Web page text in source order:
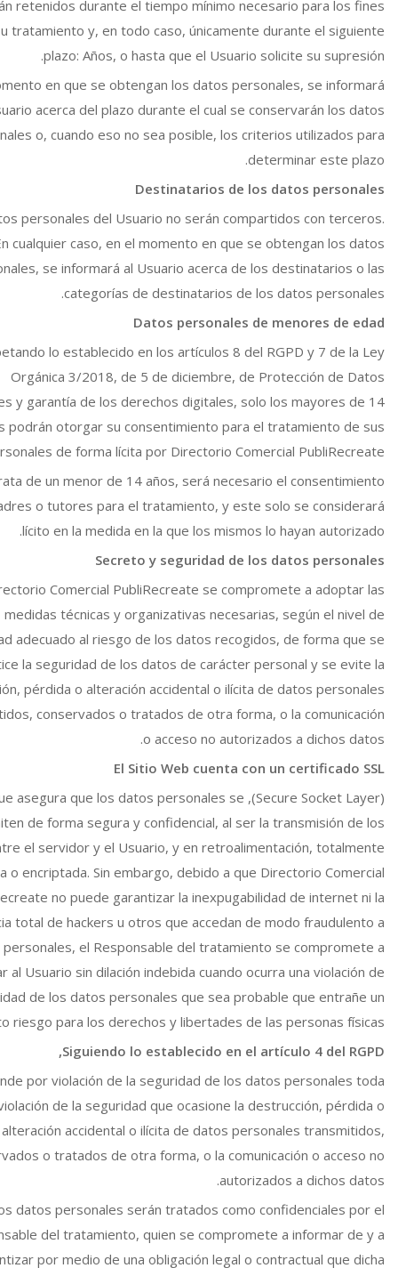
retenidos durante el tiempo mínimo necesario para los fines
tratamiento y, en todo caso, únicamente durante el siguiente
plazo: Años, o hasta que el Usuario solicite su supresión.
en que se obtengan los datos personales, se informará
acerca del plazo durante el cual se conservarán los datos
o, cuando eso no sea posible, los criterios utilizados para
determinar este plazo.
Destinatarios de los datos personales
personales del Usuario no serán compartidos con terceros.
cualquier caso, en el momento en que se obtengan los datos
se informará al Usuario acerca de los destinatarios o las
categorías de destinatarios de los datos personales.
Datos personales de menores de edad
lo establecido en los artículos 8 del RGPD y 7 de la Ley
Orgánica 3/2018, de 5 de diciembre, de Protección de Datos
y garantía de los derechos digitales, solo los mayores de 14
podrán otorgar su consentimiento para el tratamiento de sus
de forma lícita por Directorio Comercial PubliRecreate.
de un menor de 14 años, será necesario el consentimiento
o tutores para el tratamiento, y este solo se considerará
lícito en la medida en la que los mismos lo hayan autorizado.
Secreto y seguridad de los datos personales
Comercial PubliRecreate se compromete a adoptar las
medidas técnicas y organizativas necesarias, según el nivel de
adecuado al riesgo de los datos recogidos, de forma que se
la seguridad de los datos de carácter personal y se evite la
pérdida o alteración accidental o ilícita de datos personales
conservados o tratados de otra forma, o la comunicación
o acceso no autorizados a dichos datos.
El Sitio Web cuenta con un certificado SSL
Socket Layer), que asegura que los datos personales se
de forma segura y confidencial, al ser la transmisión de los
el servidor y el Usuario, y en retroalimentación, totalmente
o encriptada. Sin embargo, debido a que Directorio Comercial
no puede garantizar la inexpugabilidad de internet ni la
total de hackers u otros que accedan de modo fraudulento a
el Responsable del tratamiento se compromete a
al Usuario sin dilación indebida cuando ocurra una violación de
de los datos personales que sea probable que entrañe un
riesgo para los derechos y libertades de las personas físicas.
Siguiendo lo establecido en el artículo 4 del RGPD,
por violación de la seguridad de los datos personales toda
de la seguridad que ocasione la destrucción, pérdida o
alteración accidental o ilícita de datos personales transmitidos,
o tratados de otra forma, o la comunicación o acceso no
autorizados a dichos datos.
datos personales serán tratados como confidenciales por el
del tratamiento, quien se compromete a informar de y a
por medio de una obligación legal o contractual que dicha